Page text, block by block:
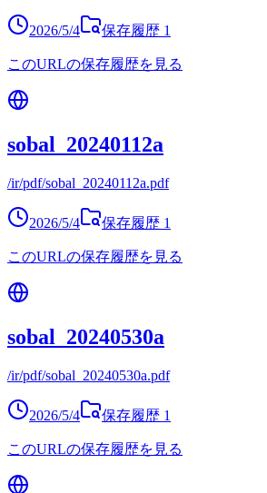
2026/5/4 保存履歴 1
このURLの保存履歴を見る
sobal_20240112a
/ir/pdf/sobal_20240112a.pdf
2026/5/4 保存履歴 1
このURLの保存履歴を見る
sobal_20240530a
/ir/pdf/sobal_20240530a.pdf
2026/5/4 保存履歴 1
このURLの保存履歴を見る